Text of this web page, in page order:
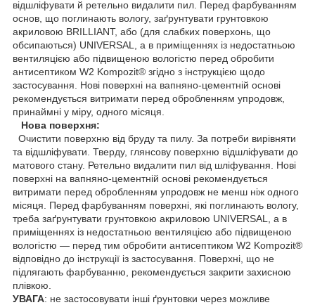
відшліфувати й ретельно видалити пил. Перед фарбуванням
основ, що поглинають вологу, заґрунтувати грунтовкою
акриловою BRILLIANT, або (для слабких поверхонь, що
обсипаються) UNIVERSAL, а в приміщеннях із недостатньою
вентиляцією або підвищеною вологістю перед обробити
антисептиком W2 Kompozit® згідно з інструкцією щодо
застосування. Нові поверхні на вапняно-цементній основі
рекомендується витримати перед обробленням упродовж,
принаймні у міру, одного місяця.
Нова поверхня:
Очистити поверхню від бруду та пилу. За потреби вирівняти
та відшліфувати. Тверду, глянсову поверхню відшліфувати до
матового стану. Ретельно видалити пил від шліфування. Нові
поверхні на вапняно-цементній основі рекомендується
витримати перед обробленням упродовж не менш ніж одного
місяця. Перед фарбуванням поверхні, які поглинають вологу,
треба заґрунтувати грунтовкою акриловою UNIVERSAL, а в
приміщеннях із недостатньою вентиляцією або підвищеною
вологістю — перед тим обробити антисептиком W2 Kompozit®
відповідно до інструкції із застосування. Поверхні, що не
підлягають фарбуванню, рекомендується закрити захисною
плівкою.
УВАГА: не застосовувати інші ґрунтовки через можливе